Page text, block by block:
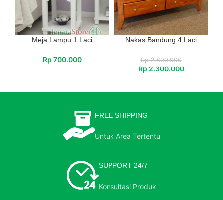
Meja Lampu 1 Laci
Rp 700.000
Nakas Bandung 4 Laci
Rp2.800.000
Rp 2.300.000
FREE SHIPPING
Untuk Area Tertentu
SUPPORT 24/7
Konsultasi Produk